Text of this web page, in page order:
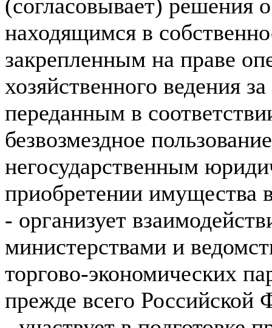
(согласовывает) решения
находящимся в
закрепленным на праве
хозяйственного ведения
переданным в
безвозмездное
негосударственным
приобретении имущества
- организует
министерствами и
торгово-экономических
прежде всего Российской